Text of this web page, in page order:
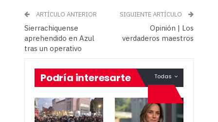
ARTÍCULO ANTERIOR
Sierrachiquense
aprehendido en Azul
tras un operativo
SIGUIENTE ARTÍCULO
Opinión | Los
verdaderos maestros
Todas
Podría interesarte